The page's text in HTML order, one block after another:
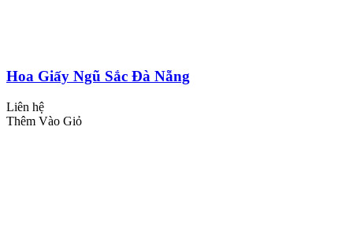
Hoa Giấy Ngũ Sắc Đà Nẵng
Liên hệ
Thêm Vào Giỏ